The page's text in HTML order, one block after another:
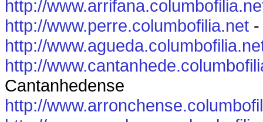
http://
http://www.perre.columbofilia.net
http://
http://
Cantanhedense
http://